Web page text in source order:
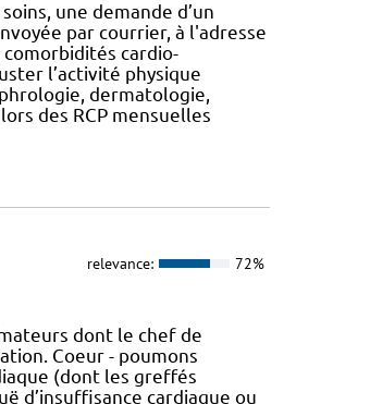
une demande d’un
par courrier, à l'adresse
cardio-
l’activité physique
dermatologie,
des RCP mensuelles
relevance: 72%
dont le chef de
Coeur - poumons
(dont les greffés
d’insuffisance cardiaque ou